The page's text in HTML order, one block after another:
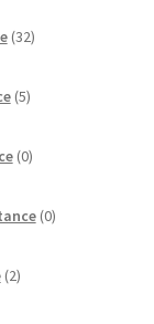
32izdelkov
5izdelkov
0izdelkov
0izdelkov
2izdelka